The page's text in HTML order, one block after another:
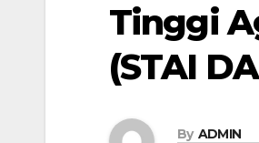
Tinggi
(STAI
By ADMIN